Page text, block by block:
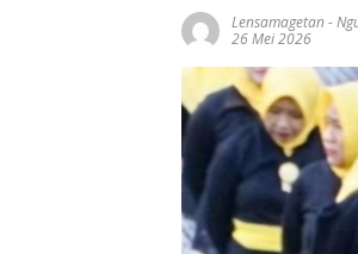
Lensamagetan-
26 Mei 2026